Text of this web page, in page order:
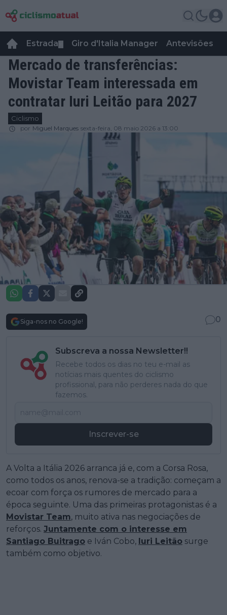
Estrada Giro d'Italia Manager Antevisões
Mercado de transferências:
Movistar Team interessada em
contratar Iuri Leitão para 2027
Ciclismo
por Miguel Marques sexta-feira, 08 maio 2026 a 13:00
Siga-nos no Google! 0
Subscreva a nossa Newsletter!!
Recebe todos os dias no teu e-mail as
notícias mais quentes do ciclismo
profissional, para não perderes nada do que
fazemos.
Inscrever-se
A Volta a Itália 2026 arranca já e, com a Corsa Rosa,
como todos os anos, renova-se a tradição: começam a
ecoar com força os rumores de mercado para a
época seguinte. Uma das primeiras protagonistas é a
Movistar Team, muito ativa nas negociações de
reforços. Juntamente com o interesse em
Santiago Buitrago e Iván Cobo, Iuri Leitão surge
também como objetivo.